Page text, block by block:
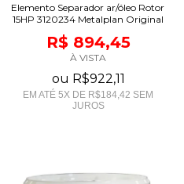
Elemento Separador ar/óleo Rotor
15HP 3120234 Metalplan Original
R$ 894,45
À VISTA
ou R$922,11
EM ATÉ 5X DE R$184,42 SEM
JUROS